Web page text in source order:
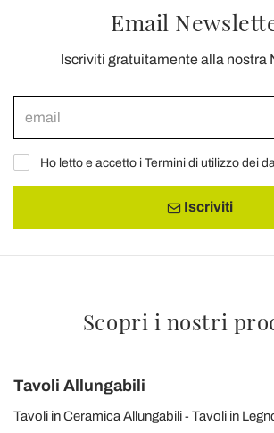
Email
Iscriviti gratuitamente alla nostra
Ho letto e accetto i Termini di utilizzo dei
Iscriviti
Scopri i nostri
Tavoli Allungabili
Tavoli in Ceramica Allungabili
Tavoli in